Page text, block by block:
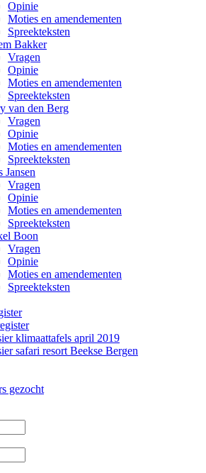
Opinie
Moties en amendementen
Spreekteksten
Bakker
Vragen
Opinie
Moties en amendementen
Spreekteksten
van den Berg
Vragen
Opinie
Moties en amendementen
Spreekteksten
Jansen
Vragen
Opinie
Moties en amendementen
Spreekteksten
Boon
Vragen
Opinie
Moties en amendementen
Spreekteksten
klimaattafels april 2019
safari resort Beekse Bergen
gezocht